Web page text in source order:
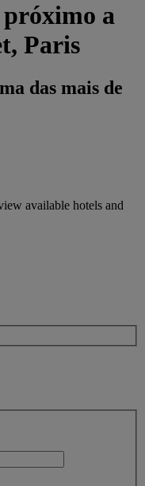
a
Paris
das mais de
available hotels and